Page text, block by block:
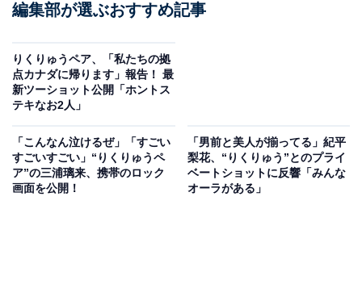
編集部が選ぶおすすめ記事
りくりゅうペア、「私たちの拠
点カナダに帰ります」報告！ 最
新ツーショット公開「ホントス
テキなお2人」
「こんなん泣けるぜ」「すごい
すごいすごい」“りくりゅうペ
ア”の三浦璃来、携帯のロック
画面を公開！
「男前と美人が揃ってる」紀平
梨花、“りくりゅう”とのプライ
ベートショットに反響「みんな
オーラがある」